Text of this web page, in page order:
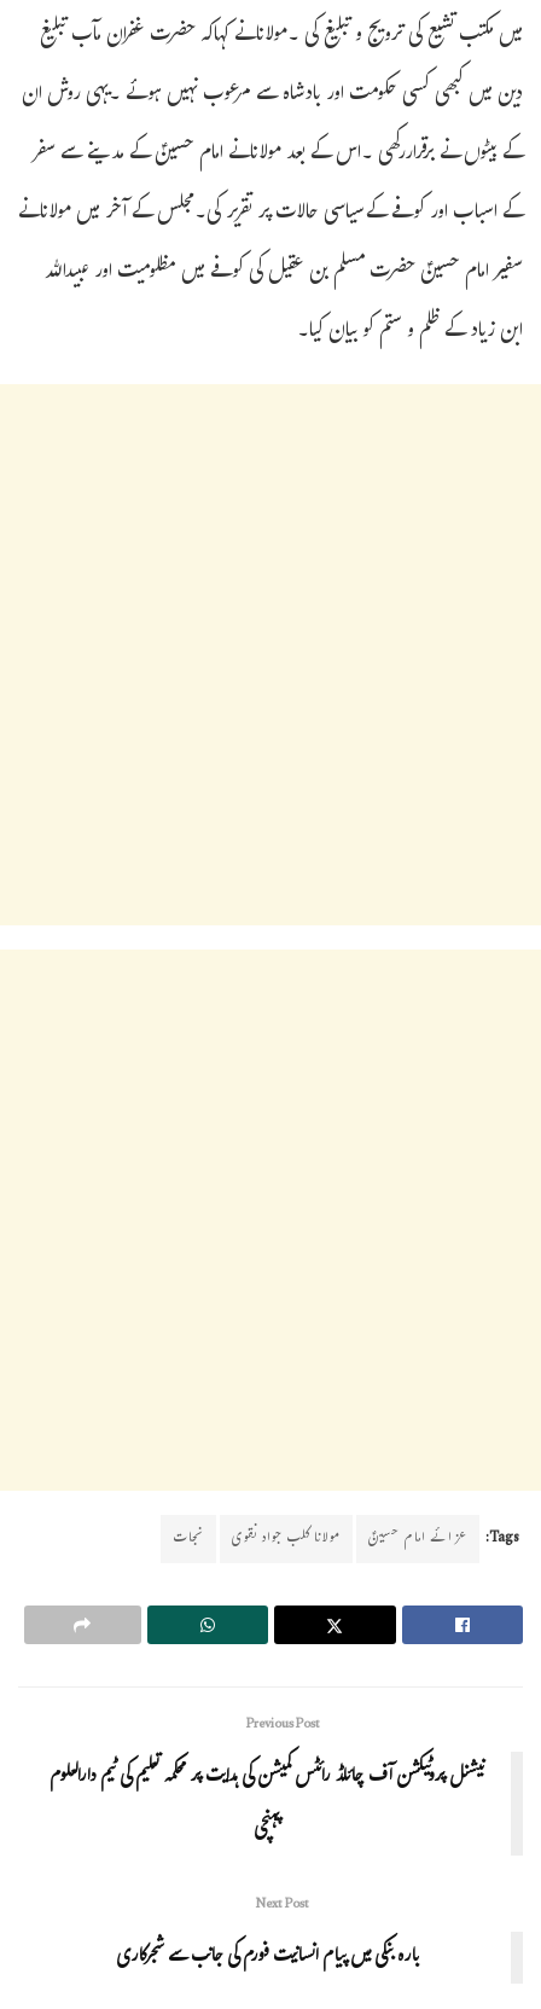
میں مکتب تشیع کی ترویج و تبلیغ کی ۔مولانانے کہاکہ حضرت غفران مآب تبلیغ
دین میں کبھی کسی حکومت اور بادشاہ سے مرعوب نہیں ہوئے ۔یہی روش ان
کے بیٹوں نے برقراررکھی ۔اس کے بعد مولانانے امام حسینؑ کے مدینے سے سفر
کے اسباب اور کوفے کےسیاسی حالات پر تقریر کی۔مجلس کے آخر میں مولانانے
سفیر امام حسینؑ حضرت مسلم بن عقیل کی کوفے میں مظلومیت اور عبیداللہ
ابن زیاد کے ظلم و ستم کو بیان کیا۔
Tags: عزائے امام حسینؑ مولانا کلب جواد نقوی نجات
Previous Post
نیشنل پروٹیکشن آف چائلڈ رائٹس کمیشن کی ہدایت پر محکمہ تعلیم کی ٹیم دارالعلوم
پہنچی
Next Post
بارہ بنکی میں پیام انسانیت فورم کی جانب سے شجرکاری